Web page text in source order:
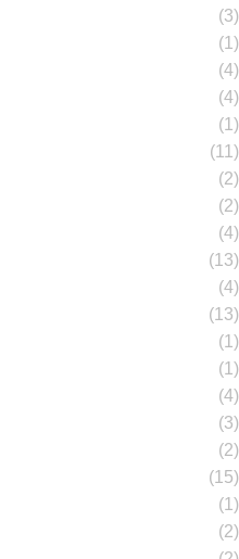
(3)
(1)
(4)
(4)
(1)
(11)
(2)
(2)
(4)
(13)
(4)
(13)
(1)
(1)
(4)
(3)
(2)
(15)
(1)
(2)